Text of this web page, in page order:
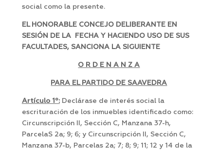
social como la presente.
EL HONORABLE CONCEJO DELIBERANTE EN
SESIÓN DE LA FECHA Y HACIENDO USO DE SUS
FACULTADES, SANCIONA LA SIGUIENTE
O R D E N A N Z A
PARA EL PARTIDO DE SAAVEDRA
Artículo 1º:Declárase de interés social la
escrituración de los inmuebles identificado como:
Circunscripción II, Sección C, Manzana 37-h,
ParcelaS 2a; 9; 6; y Circunscripción II, Sección C,
Manzana 37-b, Parcelas 2a; 7; 8; 9; 11; 12 y 14 de la